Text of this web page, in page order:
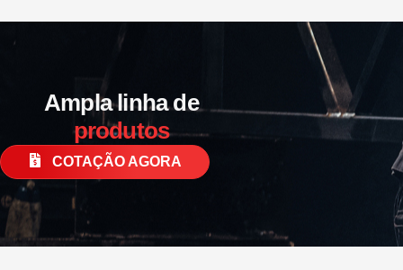
Ampla linha de
produtos
COTAÇÃO AGORA